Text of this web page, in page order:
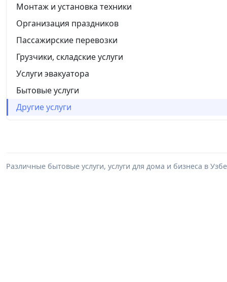
Монтаж и установка техники
Организация праздников
Пассажирские перевозки
Грузчики, складские услуги
Услуги эвакуатора
Бытовые услуги
Другие услуги
Различные бытовые услуги, услуги для дома и бизнеса в